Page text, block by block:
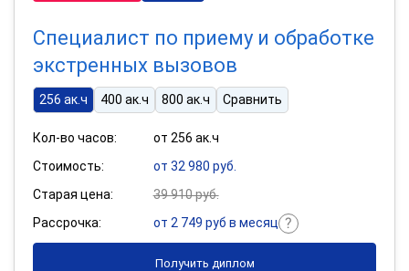
Специалист по приему и обработке
экстренных вызовов
256 ак.ч 400 ак.ч 800 ак.ч Сравнить
Кол-во часов:
от 256 ак.ч
Стоимость:
от 32 980 руб.
Старая цена:
39 910 руб.
Рассрочка:
от 2 749 руб в месяц
Получить диплом